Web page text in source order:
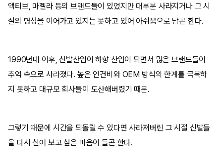
액티브, 마젤라 등의 브랜드들이 있었지만 대부분 사라지거나 그 시
절의 명성을 이어가고 있지는 못하고 있어 아쉬움으로 남곤 한다.
1990년대 이후, 신발산업이 하향 산업이 되면서 많은 브랜드들이
추억 속으로 사라졌다. 높은 인건비와 OEM 방식의 한계를 극복하
지 못하고 대규모 회사들이 도산해버렸기 때문.
그렇기 때문에 시간을 되돌릴 수 있다면 사라져버린 그 시절 신발들
을 다시 신어 보고 싶은 마음이 들곤 한다.